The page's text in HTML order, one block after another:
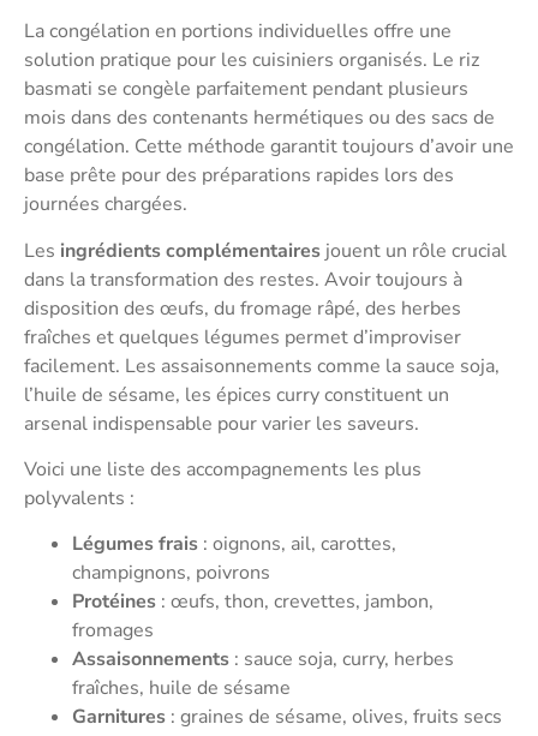
La congélation en portions individuelles offre une
solution pratique pour les cuisiniers organisés. Le riz
basmati se congèle parfaitement pendant plusieurs
mois dans des contenants hermétiques ou des sacs de
congélation. Cette méthode garantit toujours d’avoir une
base prête pour des préparations rapides lors des
journées chargées.
Les ingrédients complémentaires jouent un rôle crucial
dans la transformation des restes. Avoir toujours à
disposition des œufs, du fromage râpé, des herbes
fraîches et quelques légumes permet d’improviser
facilement. Les assaisonnements comme la sauce soja,
l’huile de sésame, les épices curry constituent un
arsenal indispensable pour varier les saveurs.
Voici une liste des accompagnements les plus
polyvalents :
Légumes frais : oignons, ail, carottes,
champignons, poivrons
Protéines : œufs, thon, crevettes, jambon,
fromages
Assaisonnements : sauce soja, curry, herbes
fraîches, huile de sésame
Garnitures : graines de sésame, olives, fruits secs